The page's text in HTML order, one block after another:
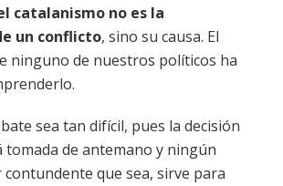
catalanismo no es la
un conflicto, sino su causa. El
ninguno de nuestros políticos ha
sea tan difícil, pues la decisión
tomada de antemano y ningún
que sea, sirve para